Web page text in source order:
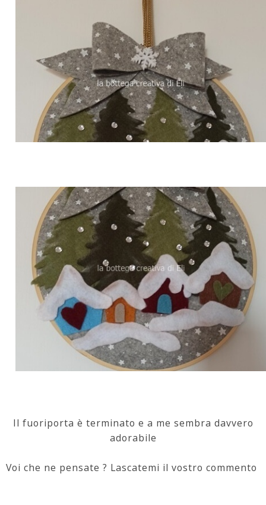
Il fuoriporta è terminato e a me sembra davvero
adorabile
Voi che ne pensate ? Lascatemi il vostro commento